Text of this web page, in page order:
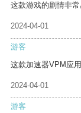
这款游戏的剧情非常
2024-04-01
游客
这款加速器VPM应
2024-04-01
游客